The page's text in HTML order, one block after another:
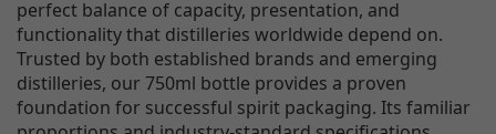
perfect balance of capacity, presentation, and
functionality that distilleries worldwide depend on.
Trusted by both established brands and emerging
distilleries, our 750ml bottle provides a proven
foundation for successful spirit packaging. Its familiar